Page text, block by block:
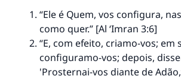
“Ele é Quem, vos configura,
como quer.” [Al ‘Imran 3:6]
“E, com efeito, criamo-vos; em
configuramo-vos; depois,
'Prosternai-vos diante de